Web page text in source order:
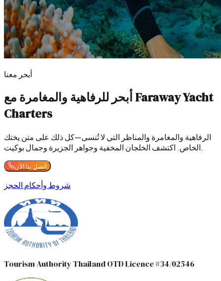
أبحر معنا
أبحر للرفاهية والمغامرة مع Faraway Yacht
Charters
الرفاهية والمغامرة والمناظر التي لا تُنسى—كل ذلك على متن يختك
الخاص. اكتشف الخلجان المخفية وجواهر الجزيرة وجمال بوكيت.
اتصل بنا الآن
شروط وأحكام الحجز
Tourism Authority Thailand OTD Licence #34/02546